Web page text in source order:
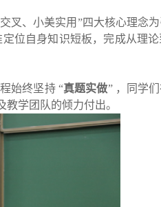
叉、小美实用”‌四大核心理念
位自身知识短板，完成从理
始终坚持 “真题实做” ，同学
学团队的倾力付出。